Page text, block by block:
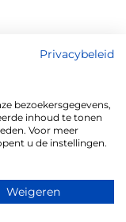
Privacybeleid
bezoekersgegevens,
inhoud te tonen
Voor meer
u de instellingen.
Weigeren